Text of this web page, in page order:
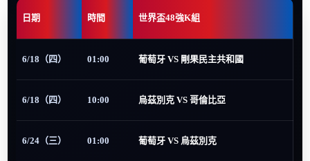
日期 時間 世界盃48強K組
6/18（四） 01:00 葡萄牙 VS 剛果民主共和國
6/18（四） 10:00 烏茲別克 VS 哥倫比亞
6/24（三） 01:00 葡萄牙 VS 烏茲別克